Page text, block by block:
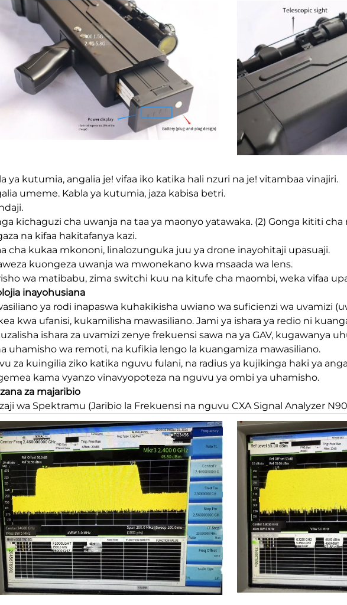
ya kutumia, angalia je! vifaa iko katika hali nzuri na je! vitambaa vinajiri.
umeme. Kabla ya kutumia, jaza kabisa betri.
kichaguzi cha uwanja na taa ya maonyo yatawaka. (2) Gonga kititi
na kifaa hakitafanya kazi.
cha kukaa mkononi, linalozunguka juu ya drone inayohitaji upasuaji.
kuongeza uwanja wa mwonekano kwa msaada wa lens.
wa matibabu, zima switchi kuu na kitufe cha maombi, weka vifaa
inayohusiana
ya rodi inapaswa kuhakikisha uwiano wa suficienzi wa uvamizi
kwa ufanisi, kukamilisha mawasiliano. Jami ya ishara ya redio ni
ishara za uvamizi zenye frekuensi sawa na ya GAV, kugawanya
uhamisho wa remoti, na kufikia lengo la kuangamiza mawasiliano.
za kuingilia ziko katika nguvu fulani, na radius ya kujikinga haki ya
kama vyanzo vinavyopoteza na nguvu ya ombi ya uhamisho.
za majaribio
wa Spektramu (Jaribio la Frekuensi na nguvu CXA Signal Analyzer